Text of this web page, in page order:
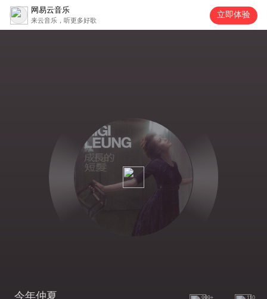
网易云音乐
来云音乐，听更多好歌
立即体验
今年仲夏 999+ 110